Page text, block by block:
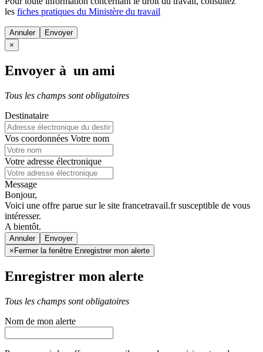
les fiches pratiques du Ministère du travail
Annuler
×
Envoyer à un ami
Tous les champs sont obligatoires
Destinataire
Vos coordonnées Votre nom
Votre adresse électronique
Message
Bonjour,
Voici une offre parue sur le site francetravail.fr susceptible de vous
intéresser.
A bientôt.
Annuler
× Fermer la fenêtre Enregistrer mon alerte
Enregistrer mon alerte
Tous les champs sont obligatoires
Nom de mon alerte